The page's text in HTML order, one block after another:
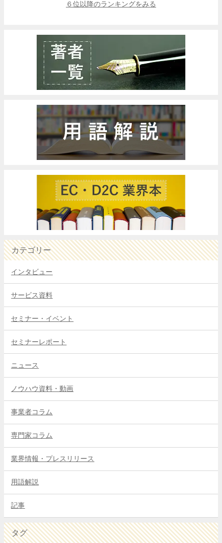
６位以降のランキングをみる
カテゴリー
インタビュー
サービス資料
セミナー・イベント
セミナーレポート
ニュース
ノウハウ資料・動画
事業者コラム
専門家コラム
業界情報・プレスリリース
用語解説
記事
タグ